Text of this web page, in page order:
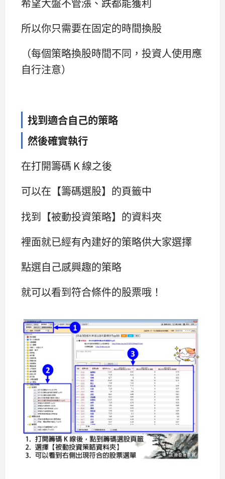
所以你只需要在固定的時間換股
（每個策略換股時間不同，投資人使用應
自行注意）
找到適合自己的策略
然後確實執行
在打開籌碼 K 線之後
可以在【籌碼選股】的頁籤中
找到【被動投資策略】的資料夾
裡面就已經有內建好的策略供大家選擇
點選自己感興趣的策略
就可以看到符合條件的股票哦！